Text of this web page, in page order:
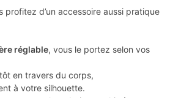
profitez d’un accessoire aussi pratique
réglable, vous le portez selon vos
en travers du corps,
à votre silhouette.